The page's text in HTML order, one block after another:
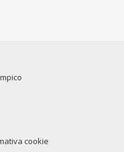
cookie